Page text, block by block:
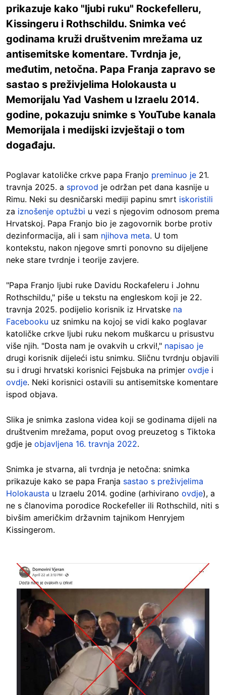
prikazuje kako "ljubi ruku" Rockefelleru,
Kissingeru i Rothschildu. Snimka već
godinama kruži društvenim mrežama uz
antisemitske komentare. Tvrdnja je,
međutim, netočna. Papa Franja zapravo se
sastao s preživjelima Holokausta u
Memorijalu Yad Vashem u Izraelu 2014.
godine, pokazuju snimke s YouTube kanala
Memorijala i medijski izvještaji o tom
događaju.
Poglavar katoličke crkve papa Franjo preminuo je 21.
travnja 2025. a sprovod je održan pet dana kasnije u
Rimu. Neki su desničarski mediji papinu smrt iskoristili
za iznošenje optužbi u vezi s njegovim odnosom prema
Hrvatskoj. Papa Franjo bio je zagovornik borbe protiv
dezinformacija, ali i sam njihova meta. U tom
kontekstu, nakon njegove smrti ponovno su dijeljene
neke stare tvrdnje i teorije zavjere.
"Papa Franjo ljubi ruke Davidu Rockafeleru i Johnu
Rothschildu," piše u tekstu na engleskom koji je 22.
travnja 2025. podijelio korisnik iz Hrvatske na
Facebooku uz snimku na kojoj se vidi kako poglavar
katoličke crkve ljubi ruku nekom muškarcu u prisustvu
više njih. "Dosta nam je ovakvih u crkvi!," napisao je
drugi korisnik dijeleći istu snimku. Sličnu tvrdnju objavili
su i drugi hrvatski korisnici Fejsbuka na primjer ovdje i
ovdje. Neki korisnici ostavili su antisemitske komentare
ispod objava.
Slika je snimka zaslona videa koji se godinama dijeli na
društvenim mrežama, poput ovog preuzetog s Tiktoka
gdje je objavljena 16. travnja 2022.
Snimka je stvarna, ali tvrdnja je netočna: snimka
prikazuje kako se papa Franja sastao s preživjelima
Holokausta u Izraelu 2014. godine (arhivirano ovdje), a
ne s članovima porodice Rockefeller ili Rothschild, niti s
bivšim američkim državnim tajnikom Henryjem
Kissingerom.
Image